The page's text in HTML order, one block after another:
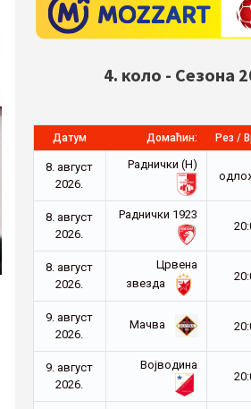
4. коло - Сезона
Датум Домаћин: Рез /
8. август
2026.
Раднички (Н)
8. август
2026.
Раднички 1923
8. август
2026.
Црвена
звезда
9. август
2026.
Мачва
9. август
2026.
Војводина